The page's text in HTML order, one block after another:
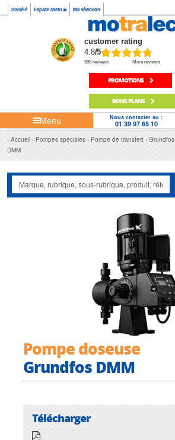
Société Espace client Ma sélection
customer rating
4.8/5
598 reviews More reviews
PROMOTIONS
BONS PLANS
Menu Nous contacter au :
01 39 97 65 10
Accueil Pompes spéciales Pompe de transfert Grundfos
DMM
Pompe doseuse
Grundfos DMM
Télécharger